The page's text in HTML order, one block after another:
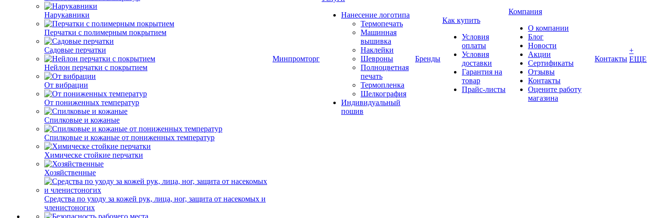
Нарукавники
Перчатки с полимерным покрытием
Садовые перчатки
Нейлон перчатки с покрытием
От вибрации
От пониженных температур
Спилковые и кожаные
Спилковые и кожаные от пониженных температур
Химическе стойкие перчатки
Хозяйственные
Средства по уходу за кожей рук, лица, ног, защита от насекомых и
членистоногих
Минпромторг
Нанесение логотипа
Термопечать
Машинная
вышивка
Наклейки
Шевроны
Полноцветная
печать
Термопленка
Шелкография
Индивидуальный
пошив
Бренды
Как купить
Условия
оплаты
Условия
доставки
Гарантия на
товар
Прайс-листы
Компания
О компании
Блог
Новости
Акции
Сертификаты
Отзывы
Контакты
Оцените работу
магазина
Контакты
+
ЕЩЕ